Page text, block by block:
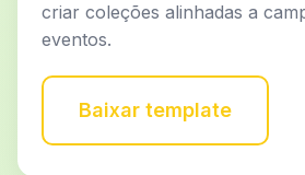
criar coleções alinhadas a
eventos.
Baixar template